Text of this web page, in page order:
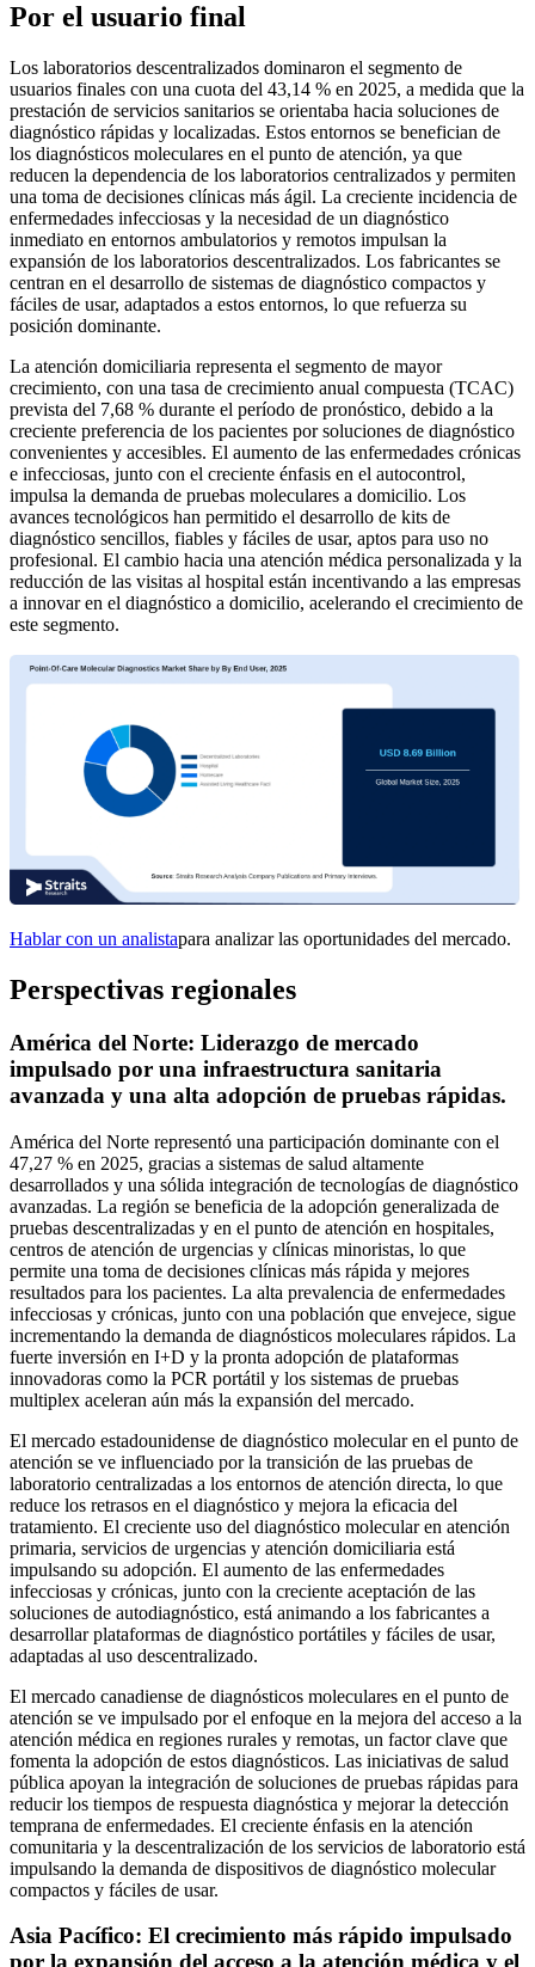
Por el usuario final
Los laboratorios descentralizados dominaron el segmento de
usuarios finales con una cuota del 43,14 % en 2025, a medida que la
prestación de servicios sanitarios se orientaba hacia soluciones de
diagnóstico rápidas y localizadas. Estos entornos se benefician de
los diagnósticos moleculares en el punto de atención, ya que
reducen la dependencia de los laboratorios centralizados y permiten
una toma de decisiones clínicas más ágil. La creciente incidencia de
enfermedades infecciosas y la necesidad de un diagnóstico
inmediato en entornos ambulatorios y remotos impulsan la
expansión de los laboratorios descentralizados. Los fabricantes se
centran en el desarrollo de sistemas de diagnóstico compactos y
fáciles de usar, adaptados a estos entornos, lo que refuerza su
posición dominante.
La atención domiciliaria representa el segmento de mayor
crecimiento, con una tasa de crecimiento anual compuesta (TCAC)
prevista del 7,68 % durante el período de pronóstico, debido a la
creciente preferencia de los pacientes por soluciones de diagnóstico
convenientes y accesibles. El aumento de las enfermedades crónicas
e infecciosas, junto con el creciente énfasis en el autocontrol,
impulsa la demanda de pruebas moleculares a domicilio. Los
avances tecnológicos han permitido el desarrollo de kits de
diagnóstico sencillos, fiables y fáciles de usar, aptos para uso no
profesional. El cambio hacia una atención médica personalizada y la
reducción de las visitas al hospital están incentivando a las empresas
a innovar en el diagnóstico a domicilio, acelerando el crecimiento de
este segmento.
Hablar con un analistapara analizar las oportunidades del mercado.
Perspectivas regionales
América del Norte: Liderazgo de mercado
impulsado por una infraestructura sanitaria
avanzada y una alta adopción de pruebas rápidas.
América del Norte representó una participación dominante con el
47,27 % en 2025, gracias a sistemas de salud altamente
desarrollados y una sólida integración de tecnologías de diagnóstico
avanzadas. La región se beneficia de la adopción generalizada de
pruebas descentralizadas y en el punto de atención en hospitales,
centros de atención de urgencias y clínicas minoristas, lo que
permite una toma de decisiones clínicas más rápida y mejores
resultados para los pacientes. La alta prevalencia de enfermedades
infecciosas y crónicas, junto con una población que envejece, sigue
incrementando la demanda de diagnósticos moleculares rápidos. La
fuerte inversión en I+D y la pronta adopción de plataformas
innovadoras como la PCR portátil y los sistemas de pruebas
multiplex aceleran aún más la expansión del mercado.
El mercado estadounidense de diagnóstico molecular en el punto de
atención se ve influenciado por la transición de las pruebas de
laboratorio centralizadas a los entornos de atención directa, lo que
reduce los retrasos en el diagnóstico y mejora la eficacia del
tratamiento. El creciente uso del diagnóstico molecular en atención
primaria, servicios de urgencias y atención domiciliaria está
impulsando su adopción. El aumento de las enfermedades
infecciosas y crónicas, junto con la creciente aceptación de las
soluciones de autodiagnóstico, está animando a los fabricantes a
desarrollar plataformas de diagnóstico portátiles y fáciles de usar,
adaptadas al uso descentralizado.
El mercado canadiense de diagnósticos moleculares en el punto de
atención se ve impulsado por el enfoque en la mejora del acceso a la
atención médica en regiones rurales y remotas, un factor clave que
fomenta la adopción de estos diagnósticos. Las iniciativas de salud
pública apoyan la integración de soluciones de pruebas rápidas para
reducir los tiempos de respuesta diagnóstica y mejorar la detección
temprana de enfermedades. El creciente énfasis en la atención
comunitaria y la descentralización de los servicios de laboratorio está
impulsando la demanda de dispositivos de diagnóstico molecular
compactos y fáciles de usar.
Asia Pacífico: El crecimiento más rápido impulsado